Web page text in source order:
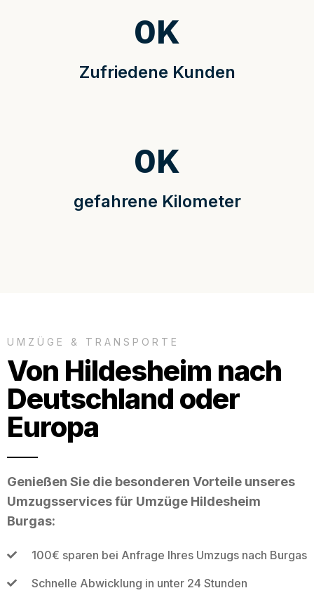
Zufriedene Kunden
0K
gefahrene Kilometer
0K
UMZÜGE & TRANSPORTE
Von Hildesheim nach
Deutschland oder
Europa
Genießen Sie die besonderen Vorteile unseres
Umzugsservices für Umzüge Hildesheim
Burgas:
100€ sparen bei Anfrage Ihres Umzugs nach Burgas
Schnelle Abwicklung in unter 24 Stunden